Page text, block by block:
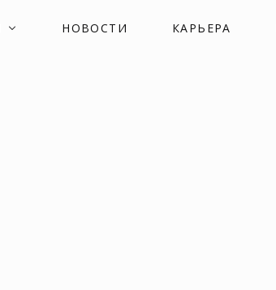
НОВОСТИ КАРЬЕРА